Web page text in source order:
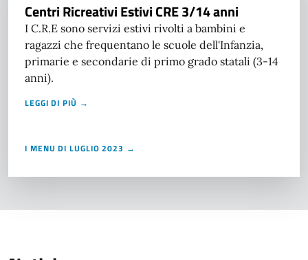
Centri Ricreativi Estivi CRE 3/14 anni
I C.R.E sono servizi estivi rivolti a bambini e
ragazzi che frequentano le scuole dell'Infanzia,
primarie e secondarie di primo grado statali (3-14
anni).
LEGGI DI PIÙ →
I MENU DI LUGLIO 2023 →